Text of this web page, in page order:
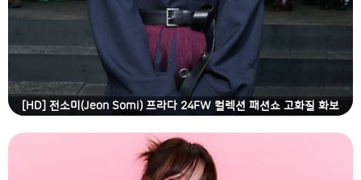
[HD] 전소미(Jeon Somi) 프라다 24FW 컬렉션 패션쇼 고화질 화보